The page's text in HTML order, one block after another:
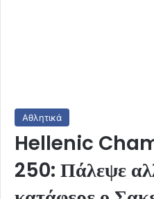
Αθλητικά
Hellenic
250: Πάλεψε